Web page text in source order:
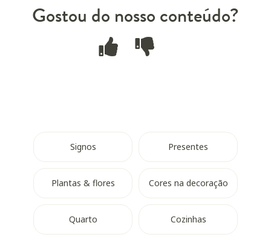
Gostou do nosso conteúdo?
Signos Presentes
Plantas & flores Cores na decoração
Quarto Cozinhas